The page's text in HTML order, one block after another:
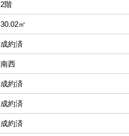
2階
30.02㎡
成約済
南西
成約済
成約済
成約済